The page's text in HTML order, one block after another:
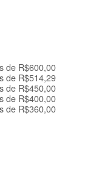
de R$600,00
de R$514,29
de R$450,00
de R$400,00
de R$360,00